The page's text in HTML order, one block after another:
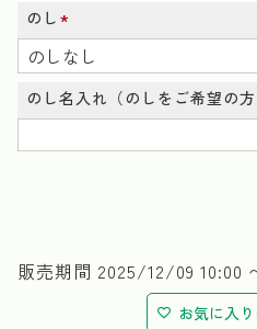
のし
(必
須)
のし名入れ（のしをご希望の
販売期間 2025/12/09 10:00
お気に入